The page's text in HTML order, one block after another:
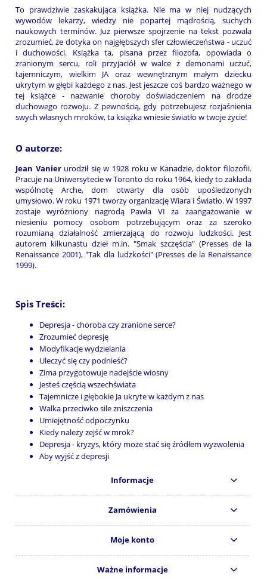
To prawdziwie zaskakująca książka. Nie ma w niej nudzących
wywodów lekarzy, wiedzy nie popartej mądrością, suchych
naukowych terminów. Już pierwsze spojrzenie na tekst pozwala
zrozumieć, że dotyka on najgłębszych sfer człowieczeństwa - uczuć
i duchowości. Książka ta, pisana przez filozofa, opowiada o
zranionym sercu, roli przyjaciół w walce z demonami uczuć,
tajemniczym, wielkim JA oraz wewnętrznym małym dziecku
ukrytym w głębi każdego z nas. Jest jeszcze coś bardzo ważnego w
tej książce - nazwanie choroby doświadczeniem na drodze
duchowego rozwoju. Z pewnością, gdy potrzebujesz rozjaśnienia
swych własnych mroków, ta książka wniesie światło w twoje życie!
O autorze:
Jean Vanier urodził się w 1928 roku w Kanadzie, doktor filozofii.
Pracuje na Uniwersytecie w Toronto do roku 1964, kiedy to zakłada
wspólnotę Arche, dom otwarty dla osób upośledzonych
umysłowo. W roku 1971 tworzy organizację Wiara i Światło. W 1997
zostaje wyróżniony nagrodą Pawła VI za zaangażowanie w
niesieniu pomocy osobom potrzebującym oraz za szeroko
rozumianą działalność zmierzającą do rozwoju ludzkości. Jest
autorem kilkunastu dzieł m.in. "Smak szczęścia" (Presses de la
Renaissance 2001), "Tak dla ludzkości" (Presses de la Renaissance
1999).
Spis Treści:
Depresja - choroba czy zranione serce?
Zrozumieć depresję
Modyfikacje wydzielania
Uleczyć się czy podnieść?
Zima przygotowuje nadejście wiosny
Jesteś częścią wszechświata
Tajemnicze i głębokie Ja ukryte w każdym z nas
Walka przeciwko sile zniszczenia
Umiejętność odpoczynku
Kiedy należy zejść w mrok?
Depresja - kryzys, który może stać się źródłem wyzwolenia
Aby wyjść z depresji
Informacje
Zamówienia
Moje konto
Ważne informacje